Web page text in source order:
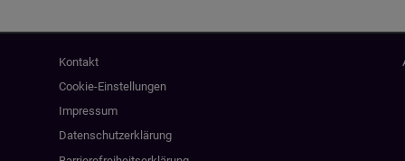
Fußbereichsmenü
Kontakt
Cookie-Einstellungen
Impressum
Datenschutzerklärung